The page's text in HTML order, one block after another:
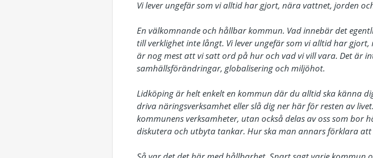
Vi lever ungefär som vi alltid har gjort, nära vattnet, jorden
En välkomnande och hållbar kommun. Vad innebär det
till verklighet inte långt. Vi lever ungefär som vi alltid har
är nog mest att vi satt ord på hur och vad vi vill vara. Det är
samhällsförändringar, globalisering och miljöhot.
Lidköping är helt enkelt en kommun där du alltid ska känna
driva näringsverksamhet eller slå dig ner här för resten av
kommunens verksamheter, utan också delas av oss som bor
diskutera och utbyta tankar. Hur ska man annars förklara att